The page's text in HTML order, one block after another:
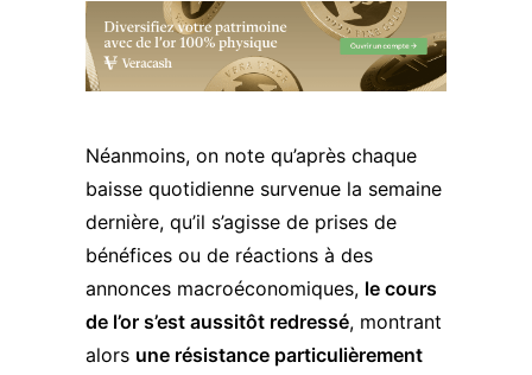
Néanmoins, on note qu’après chaque
baisse quotidienne survenue la semaine
dernière, qu’il s’agisse de prises de
bénéfices ou de réactions à des
annonces macroéconomiques, le cours
de l’or s’est aussitôt redressé, montrant
alors une résistance particulièrement